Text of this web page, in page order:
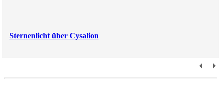
Sternenlicht über Cysalion